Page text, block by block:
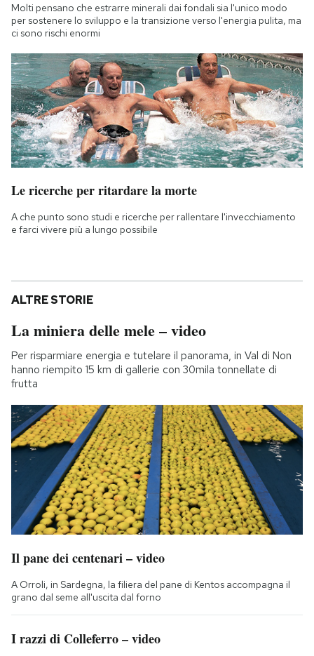
Molti pensano che estrarre minerali dai fondali sia l'unico modo
per sostenere lo sviluppo e la transizione verso l'energia pulita, ma
ci sono rischi enormi
Le ricerche per ritardare la morte
A che punto sono studi e ricerche per rallentare l'invecchiamento
e farci vivere più a lungo possibile
ALTRE STORIE
La miniera delle mele – video
Per risparmiare energia e tutelare il panorama, in Val di Non
hanno riempito 15 km di gallerie con 30mila tonnellate di
frutta
Il pane dei centenari – video
A Orroli, in Sardegna, la filiera del pane di Kentos accompagna il
grano dal seme all'uscita dal forno
I razzi di Colleferro – video